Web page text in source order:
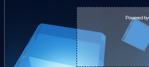
Powered by